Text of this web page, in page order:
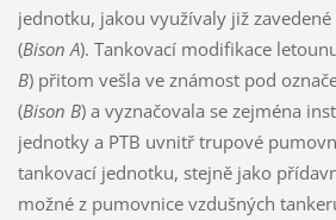
jednotku, jakou využívaly již
(Bison A). Tankovací modifikace
B) přitom vešla ve známost pod
(Bison B) a vyznačovala se zejména
jednotky a PTB uvnitř trupové
tankovací jednotku, stejně jako
možné z pumovnice vzdušných